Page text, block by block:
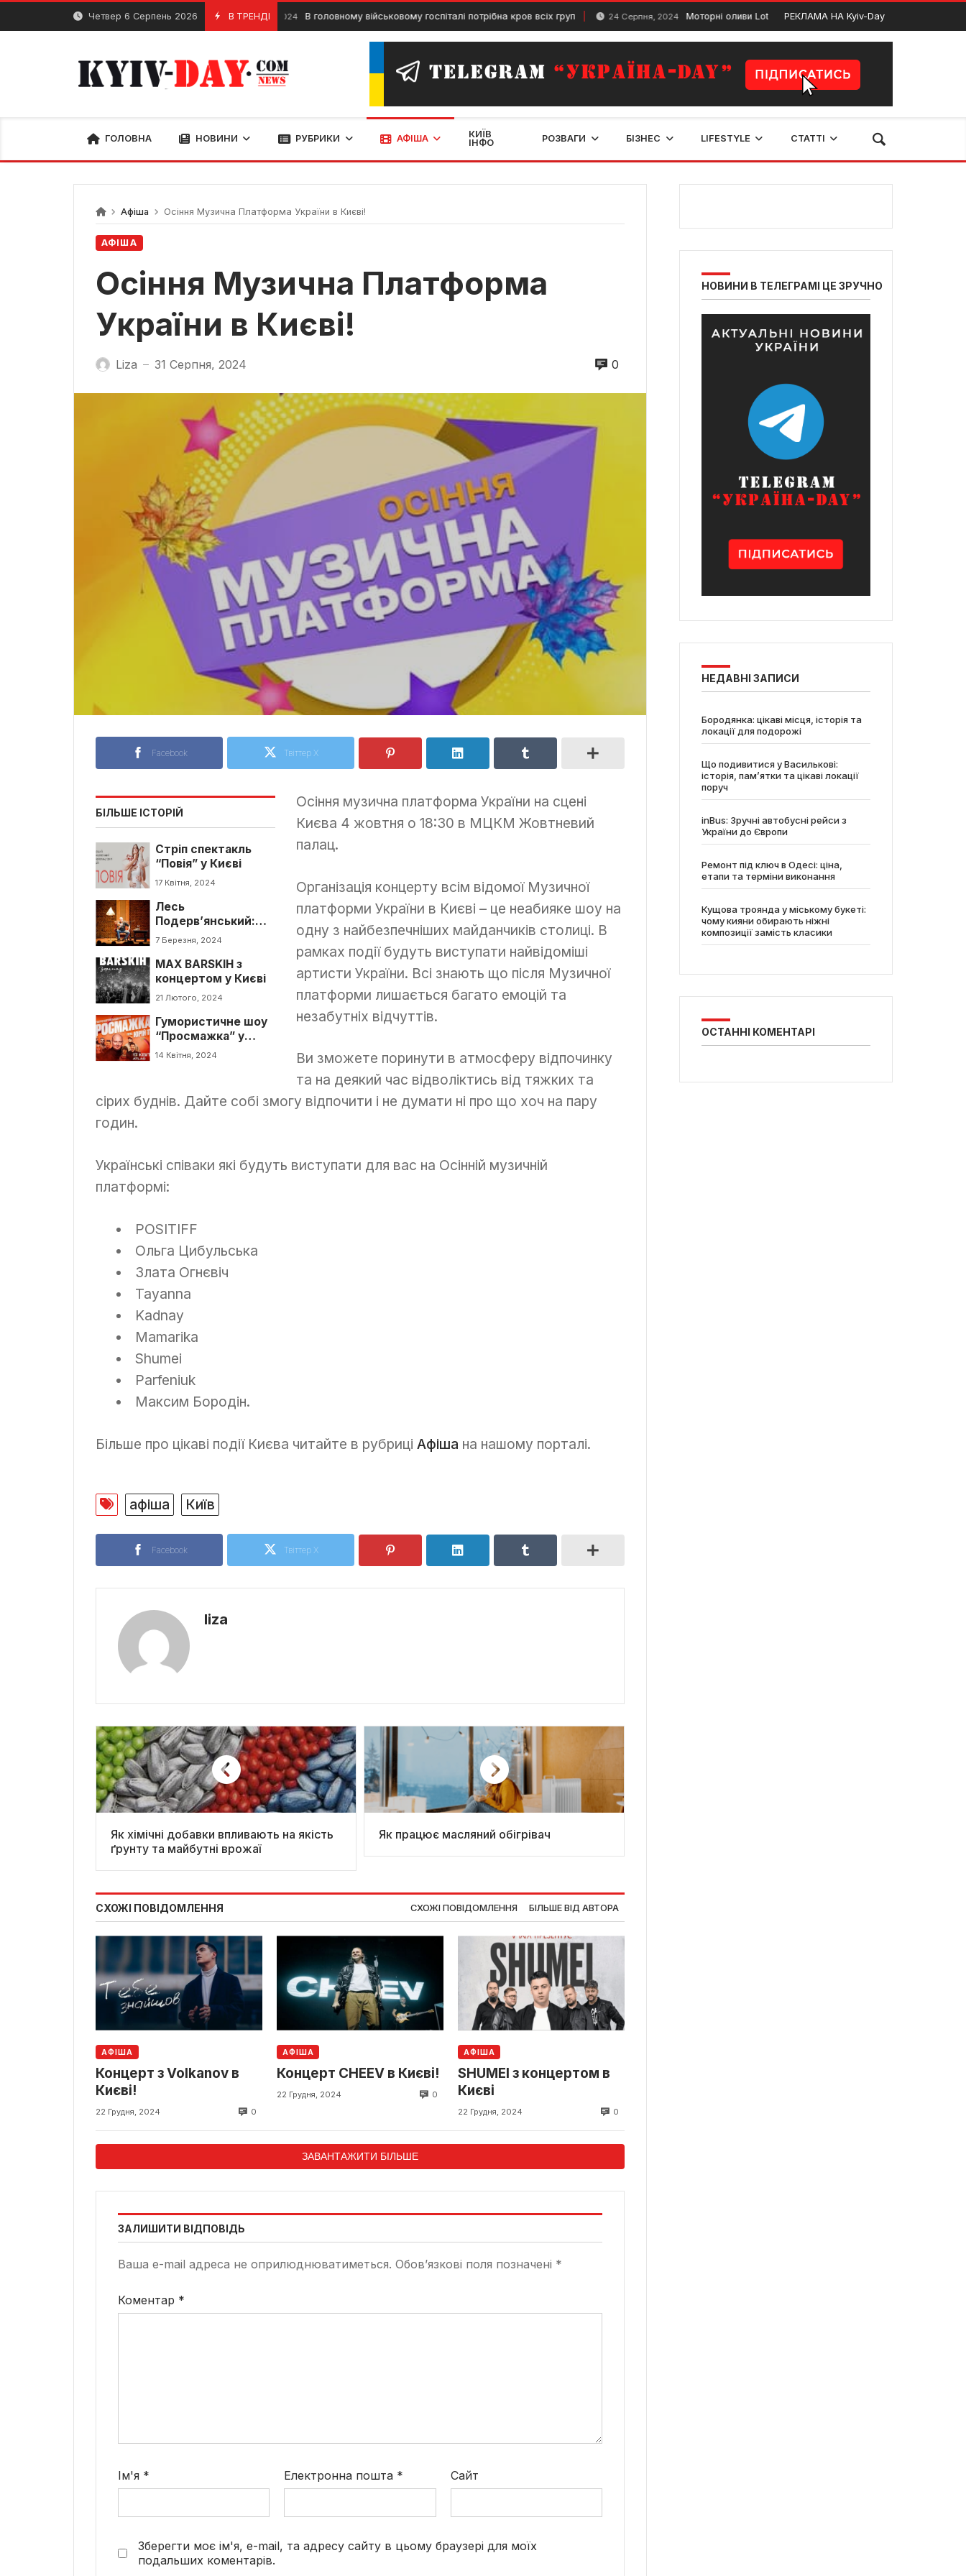
Перейти
вмісту
Четвер 6 Серпень 2026 В ТРЕНДІ
23 Серпня, 2024 В головному військовому госпіталі потрібна кров всіх груп 24 Серпня, 2024 Моторні оливи Lotos: хто виробник та переваги мастила
РЕКЛАМА НА Kyiv-Day
ГОЛОВНА НОВИНИ РУБРИКИ АФІША
КИЇВ
ІНФО
РОЗВАГИ БІЗНЕС LIFESTYLE СТАТТІ
Афіша Осіння Музична Платформа України в Києві!
АФІША
Осіння Музична Платформа
України в Києві!
Liza — 31 Серпня, 2024 0
Facebook Твіттер X
БІЛЬШЕ ІСТОРІЙ
Стріп спектакль
“Повія” у Києві
17 Квітня, 2024
Лесь
Подерв’янський:
класичні п’єси та
7 Березня, 2024
MAX BARSKIH з
концертом у Києві
21 Лютого, 2024
Гумористичне шоу
“Просмажка” у
Києві
14 Квітня, 2024
Осіння музична платформа України на сцені
Києва 4 жовтня о 18:30 в МЦКМ Жовтневий
палац.
Організація концерту всім відомої Музичної
платформи України в Києві – це неабияке шоу на
одну з найбезпечніших майданчиків столиці. В
рамках події будуть виступати найвідоміші
артисти України. Всі знають що після Музичної
платформи лишається багато емоцій та
незабутніх відчуттів.
Ви зможете поринути в атмосферу відпочинку
та на деякий час відволіктись від тяжких та
сірих буднів. Дайте собі змогу відпочити і не думати ні про що хоч на пару
годин.
Українські співаки які будуть виступати для вас на Осінній музичній
платформі:
POSITIFF
Ольга Цибульська
Злата Огнєвіч
Tayanna
Kadnay
Mamarika
Shumei
Parfeniuk
Максим Бородін.
Більше про цікаві події Києва читайте в рубриці Афіша на нашому порталі.
афіша Київ
Facebook Твіттер X
liza
Як хімічні добавки впливають на якість
ґрунту та майбутні врожаї
Як працює масляний обігрівач
СХОЖІ ПОВІДОМЛЕННЯ СХОЖІ ПОВІДОМЛЕННЯ БІЛЬШЕ ВІД АВТОРА
АФІША
Концерт з Volkanov в
Києві!
22 Грудня, 2024 0
АФІША
Концерт CHEEV в Києві!
22 Грудня, 2024 0
АФІША
SHUMEI з концертом в
Києві
22 Грудня, 2024 0
ЗАВАНТАЖИТИ БІЛЬШЕ
ЗАЛИШИТИ ВІДПОВІДЬ
Ваша e-mail адреса не оприлюднюватиметься. Обов’язкові поля позначені *
Коментар *
Ім'я * Електронна пошта * Сайт
Зберегти моє ім'я, e-mail, та адресу сайту в цьому браузері для моїх
подальших коментарів.
НОВИНИ В ТЕЛЕГРАМІ ЦЕ ЗРУЧНО
НЕДАВНІ ЗАПИСИ
Бородянка: цікаві місця, історія та
локації для подорожі
Що подивитися у Василькові:
історія, пам’ятки та цікаві локації
поруч
inBus: Зручні автобусні рейси з
України до Європи
Ремонт під ключ в Одесі: ціна,
етапи та терміни виконання
Кущова троянда у міському букеті:
чому кияни обирають ніжні
композиції замість класики
ОСТАННІ КОМЕНТАРІ